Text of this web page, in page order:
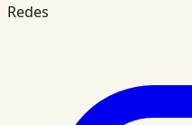
Redes